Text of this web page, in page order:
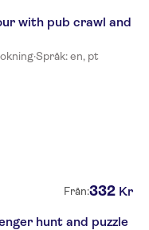
with pub crawl and
·Språk: en, pt
Från:332 Kr
hunt and puzzle